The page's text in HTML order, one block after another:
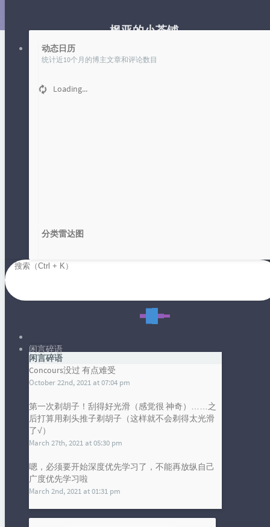
枫亚的小茶铺
动态日历
统计近10个月的博主文章和评论数目
Loading...
分类雷达图
Loading...
发布统计图
Loading...
闲言碎语
闲言碎语
Concours没过 有点难受
October 22nd, 2021 at 07:04 pm
第一次剃胡子！刮得好光滑（感觉很 神奇）……之
后打算用剃头推子剃胡子（这样就不会剃得太光滑
了√）
March 27th, 2021 at 05:30 pm
嗯，必须要开始深度优先学习了，不能再放纵自己
广度优先学习啦
March 2nd, 2021 at 01:31 pm
梦想 - 看完白箱有感
（存在潜在剧透）白箱 - 梦想与成长白箱无疑是
忙脚乱到剧场版中的独当一面，展现出了惊人
的成长。嘈：武藏野的职场环境...
枫亚
2023 年 07 月 25 日
Obsidian vim模式 输入法自动切换